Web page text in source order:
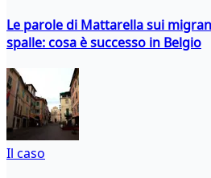
Le parole di Mattarella sui
spalle: cosa è successo in Belgio
Il caso